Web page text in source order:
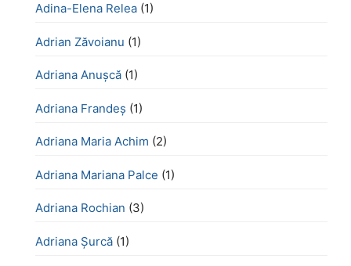
Adina-Elena Relea (1)
Adrian Zăvoianu (1)
Adriana Anușcă (1)
Adriana Frandeș (1)
Adriana Maria Achim (2)
Adriana Mariana Palce (1)
Adriana Rochian (3)
Adriana Șurcă (1)